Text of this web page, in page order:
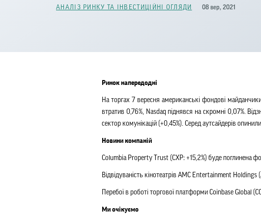
АНАЛІЗ РИНКУ ТА ІНВЕСТИЦІЙНІ ОГЛЯДИ 08 вер, 2021
Ринок напередодні
На торгах 7 вересня американські фондові
втратив 0,76%, Nasdaq піднявся на скромні 0,07%.
сектор комунікацій (+0,45%). Серед аутсайдерів
Новини компаній
Columbia Property Trust (CXP: +15,2%) буде поглинена
Відвідуваність кінотеатрів AMC Entertainment
Перебої в роботі торгової платформи Coinbase Global
Ми очікуємо